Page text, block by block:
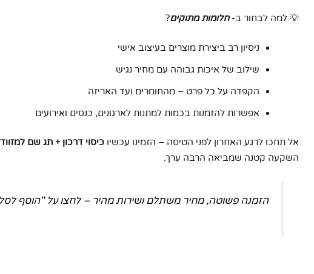
💡 למה לבחור ב-חלומות מתוקים?
ניסיון רב ביצירת מוצרים בעיצוב אישי
שילוב של איכות גבוהה עם מחיר נגיש
הקפדה על כל פרט – מהחומרים ועד האריזה
אפשרות להזמנות בכמות למתנות לארגונים, כנסים ואירועים
אל תחכו לרגע האחרון לפני הטיסה – הזמינו עכשיו כיסוי דרכון + תג שם
השקעה קטנה שמביאה הרבה ערך.
הזמנה פשוטה, מחיר משתלם ושירות מהיר – לחצו על "הוסף